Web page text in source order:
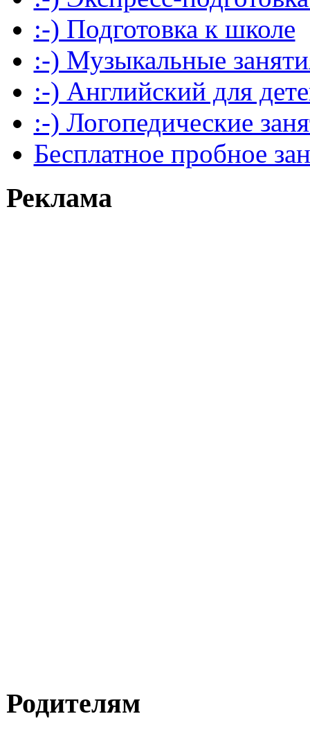
:-) Подготовка к школе
:-) Музыкальные
:-) Английский для
:-) Логопедические
Бесплатное пробное
Реклама
Родителям